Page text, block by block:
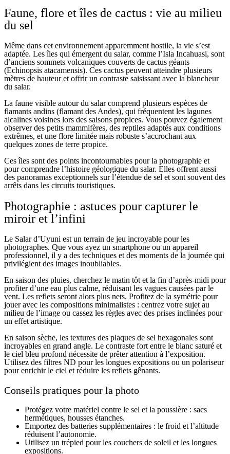
Faune, flore et îles de cactus : vie au milieu
du sel
Même dans cet environnement apparemment hostile, la vie s’est
adaptée. Les îles qui émergent du salar, comme l’Isla Incahuasi, sont
d’anciens sommets volcaniques couverts de cactus géants
(Echinopsis atacamensis). Ces cactus peuvent atteindre plusieurs
mètres de hauteur et offrir un contraste saisissant avec la blancheur
du salar.
La faune visible autour du salar comprend plusieurs espèces de
flamants andins (flamant des Andes), qui fréquentent les lagunes
alcalines voisines lors des saisons propices. Vous pouvez également
observer des petits mammifères, des reptiles adaptés aux conditions
extrêmes, et une flore limitée mais robuste s’accrochant aux
quelques zones de terre propice.
Ces îles sont des points incontournables pour la photographie et
pour comprendre l’histoire géologique du salar. Elles offrent aussi
des panoramas exceptionnels sur l’étendue de sel et sont souvent des
arrêts dans les circuits touristiques.
Photographie : astuces pour capturer le
miroir et l’infini
Le Salar d’Uyuni est un terrain de jeu incroyable pour les
photographes. Que vous ayez un smartphone ou un appareil
professionnel, il y a des techniques et des moments de la journée qui
privilégient des images inoubliables.
En saison des pluies, cherchez le matin tôt et la fin d’après-midi pour
profiter d’une eau plus calme, réduisant les vagues causées par le
vent. Les reflets seront alors plus nets. Profitez de la symétrie pour
jouer avec les compositions minimalistes : centrez votre sujet au
milieu de l’image ou cassez les règles avec des prises inclinées pour
un effet artistique.
En saison sèche, les textures des plaques de sel hexagonales sont
incroyables en grand angle. Le contraste fort entre le blanc saturé et
le ciel bleu profond nécessite de prêter attention à l’exposition.
Utilisez des filtres ND pour les longues expositions ou un polariseur
pour enrichir le ciel et réduire les reflets gênants.
Conseils pratiques pour la photo
Protégez votre matériel contre le sel et la poussière : sacs
hermétiques, housses étanches.
Emportez des batteries supplémentaires : le froid et l’altitude
réduisent l’autonomie.
Utilisez un trépied pour les couchers de soleil et les longues
expositions.